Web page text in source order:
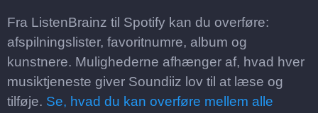
Fra ListenBrainz til Spotify kan du overføre:
afspilningslister, favoritnumre, album og
kunstnere. Mulighederne afhænger af, hvad hver
musiktjeneste giver Soundiiz lov til at læse og
tilføje. Se, hvad du kan overføre mellem alle